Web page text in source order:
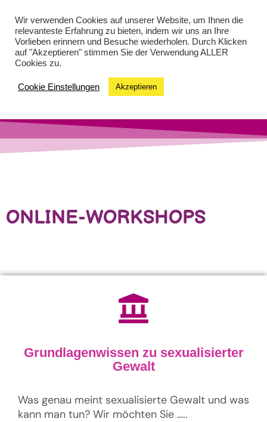
ONLINE-WORKSHOPS
Grundlagenwissen zu sexualisierter
Gewalt
Was genau meint sexualisierte Gewalt und was
kann man tun? Wir möchten Sie …..
Wir verwenden Cookies auf unserer Website, um Ihnen die
relevanteste Erfahrung zu bieten, indem wir uns an Ihre
Vorlieben erinnern und Besuche wiederholen. Durch Klicken
auf "Akzeptieren" stimmen Sie der Verwendung ALLER
Cookies zu.
Cookie Einstellungen Akzeptieren